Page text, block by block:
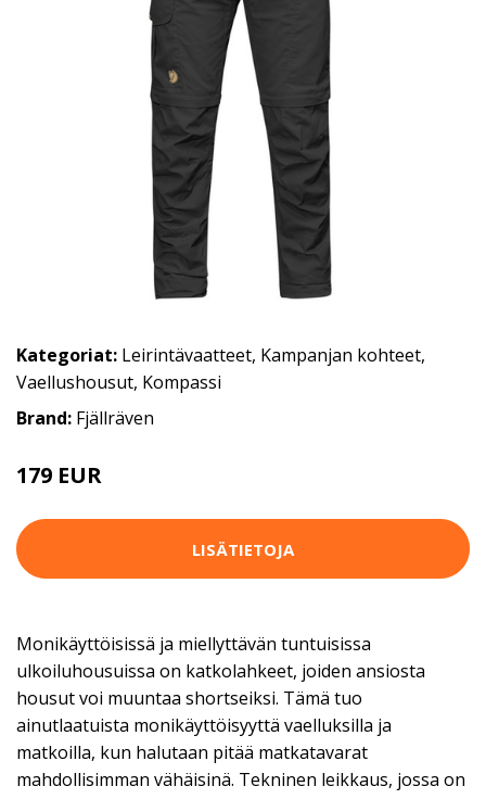
Kategoriat: Leirintävaatteet, Kampanjan kohteet,
Vaellushousut, Kompassi
Brand: Fjällräven
179 EUR
LISÄTIETOJA
Monikäyttöisissä ja miellyttävän tuntuisissa
ulkoiluhousuissa on katkolahkeet, joiden ansiosta
housut voi muuntaa shortseiksi. Tämä tuo
ainutlaatuista monikäyttöisyyttä vaelluksilla ja
matkoilla, kun halutaan pitää matkatavarat
mahdollisimman vähäisinä. Tekninen leikkaus, jossa on